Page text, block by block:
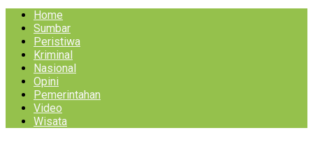
Home
Sumbar
Peristiwa
Kriminal
Nasional
Opini
Pemerintahan
Video
Wisata